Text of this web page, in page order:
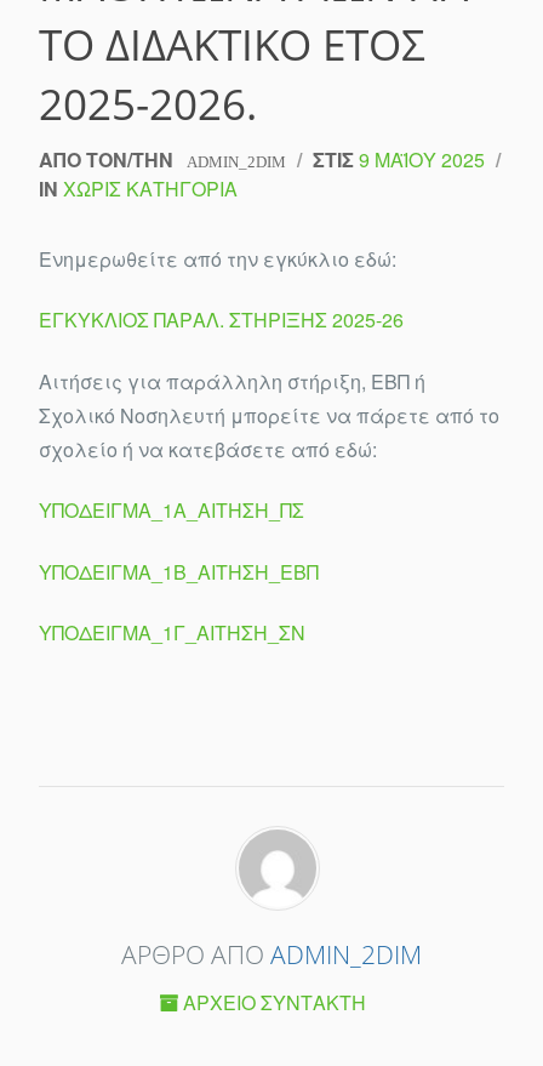
ΤΟ ΔΙΔΑΚΤΙΚΌ ΈΤΟΣ
2025-2026.
ΑΠΌ ΤΟΝ/ΤΗΝ ADMIN_2DIM / ΣΤΙΣ9 ΜΑΪ́ΟΥ 2025 /
IN ΧΩΡΊΣ ΚΑΤΗΓΟΡΊΑ
Ενημερωθείτε από την εγκύκλιο εδώ:
ΕΓΚΥΚΛΙΟΣ ΠΑΡΑΛ. ΣΤΗΡΙΞΗΣ 2025-26
Αιτήσεις για παράλληλη στήριξη, ΕΒΠ ή
Σχολικό Νοσηλευτή μπορείτε να πάρετε από το
σχολείο ή να κατεβάσετε από εδώ:
ΥΠΟΔΕΙΓΜΑ_1Α_ΑΙΤΗΣΗ_ΠΣ
ΥΠΟΔΕΙΓΜΑ_1Β_ΑΙΤΗΣΗ_ΕΒΠ
ΥΠΟΔΕΙΓΜΑ_1Γ_ΑΙΤΗΣΗ_ΣΝ
ΆΡΘΡΟ ΑΠΌ ADMIN_2DIM
ΑΡΧΕΊΟ ΣΥΝΤΆΚΤΗ